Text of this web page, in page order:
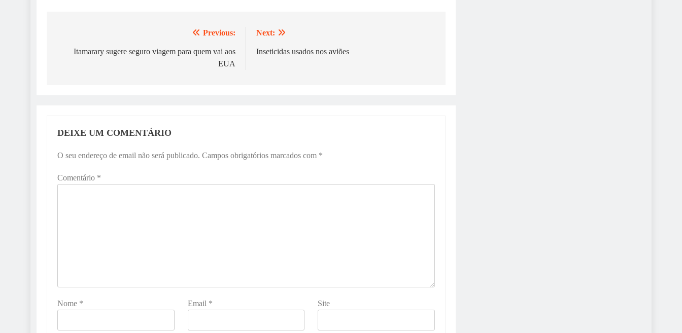
Previous:
Itamarary sugere seguro viagem para quem vai aos
EUA
Next:
Inseticidas usados nos aviões
DEIXE UM COMENTÁRIO
O seu endereço de email não será publicado. Campos obrigatórios marcados com *
Comentário *
Nome * Email * Site